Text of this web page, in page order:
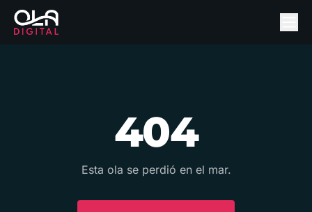
404
Esta ola se perdió en el mar.